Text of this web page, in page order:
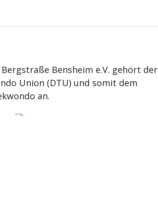
Bensheim e.V. gehört der
Union (DTU) und somit dem
an.